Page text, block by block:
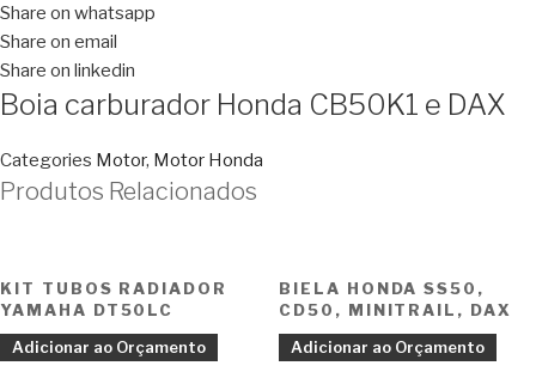
Share on whatsapp
Share on email
Share on linkedin
Boia carburador Honda CB50K1 e DAX
Categories Motor, Motor Honda
Produtos Relacionados
KIT TUBOS RADIADOR
YAMAHA DT50LC
Adicionar ao Orçamento
BIELA HONDA SS50,
CD50, MINITRAIL, DAX
Adicionar ao Orçamento